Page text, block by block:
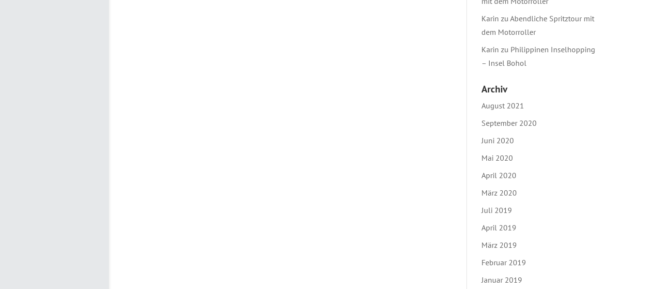
Karin zu Abendliche Spritztour mit
dem Motorroller
Karin zu Philippinen Inselhopping
– Insel Bohol
Archiv
August 2021
September 2020
Juni 2020
Mai 2020
April 2020
März 2020
Juli 2019
April 2019
März 2019
Februar 2019
Januar 2019